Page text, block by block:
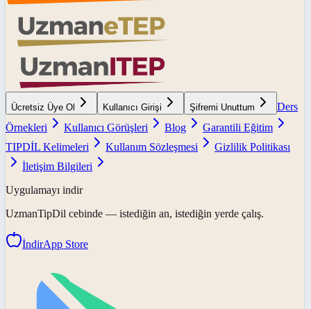
Ücretsiz Üye Ol Kullanıcı Girişi Şifremi Unuttum
Ders
Örnekleri
Kullanıcı Görüşleri Blog
Garantili Eğitim
TIPDİL Kelimeleri
Kullanım Sözleşmesi
Gizlilik Politikası
İletişim Bilgileri
Uygulamayı indir
UzmanTipDil cebinde — istediğin an, istediğin yerde çalış.
İndirApp Store